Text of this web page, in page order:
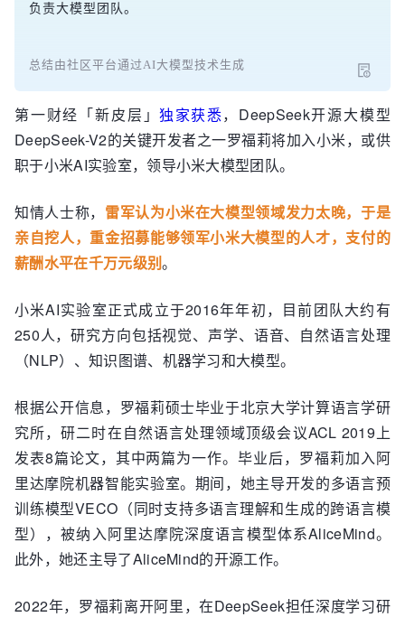
负责大模型团队。
总结由社区平台通过AI大模型技术生成
第一财经「新皮层」独家获悉，DeepSeek开源大模型
DeepSeek-V2的关键开发者之一罗福莉将加入小米，或供
职于小米AI实验室，领导小米大模型团队。
知情人士称， 雷军认为小米在大模型领域发力太晚，于是
亲自挖人，重金招募能够领军小米大模型的人才，支付的
薪酬水平在千万元级别。
小米AI实验室正式成立于2016年年初，目前团队大约有
250人，研究方向包括视觉、声学、语音、自然语言处理
（NLP）、知识图谱、机器学习和大模型。
根据公开信息，罗福莉硕士毕业于北京大学计算语言学研
究所，研二时在自然语言处理领域顶级会议ACL 2019上
发表8篇论文，其中两篇为一作。毕业后，罗福莉加入阿
里达摩院机器智能实验室。期间，她主导开发的多语言预
训练模型VECO（同时支持多语言理解和生成的跨语言模
型），被纳入阿里达摩院深度语言模型体系AliceMind。
此外，她还主导了AliceMind的开源工作。
2022年，罗福莉离开阿里，在DeepSeek担任深度学习研